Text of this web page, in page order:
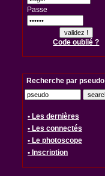
Passe
Code oublié ?
Recherche par pseudo
• Les dernières
• Les connectés
• Le photoscope
• Inscription